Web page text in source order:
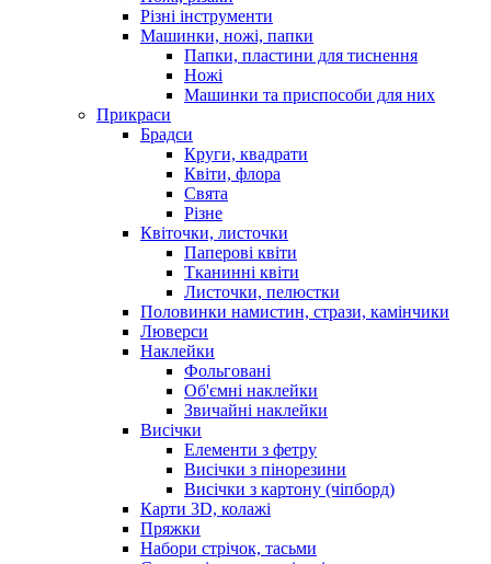
Різні інструменти
Машинки, ножі, папки
Папки, пластини для тиснення
Ножі
Машинки та приспособи для них
Прикраси
Брадси
Круги, квадрати
Квіти, флора
Свята
Різне
Квіточки, листочки
Паперові квіти
Тканинні квіти
Листочки, пелюстки
Половинки намистин, стрази, камінчики
Люверси
Наклейки
Фольговані
Об'ємні наклейки
Звичайні наклейки
Висічки
Елементи з фетру
Висічки з пінорезини
Висічки з картону (чіпборд)
Карти 3D, колажі
Пряжки
Набори стрічок, тасьми